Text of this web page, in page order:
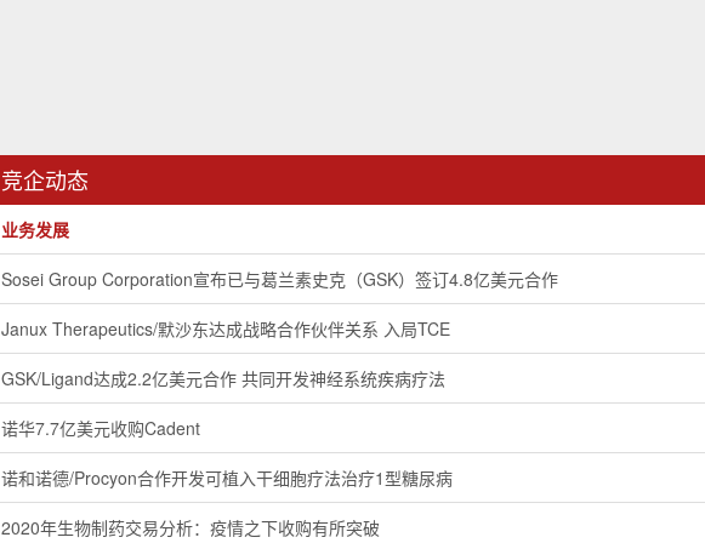
竞企动态
业务发展
Sosei Group Corporation宣布已与葛兰素史克（GSK）签订4.8亿美元合作
Janux Therapeutics/默沙东达成战略合作伙伴关系 入局TCE
GSK/Ligand达成2.2亿美元合作 共同开发神经系统疾病疗法
诺华7.7亿美元收购Cadent
诺和诺德/Procyon合作开发可植入干细胞疗法治疗1型糖尿病
2020年生物制药交易分析：疫情之下收购有所突破